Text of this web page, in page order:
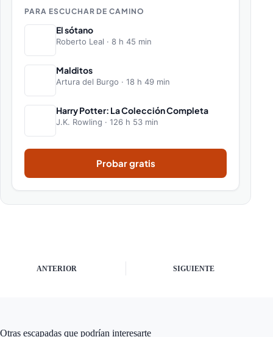
PARA ESCUCHAR DE CAMINO
El sótano
Roberto Leal · 8 h 45 min
Malditos
Artura del Burgo · 18 h 49 min
Harry Potter: La Colección Completa
J.K. Rowling · 126 h 53 min
Probar gratis
ANTERIOR SIGUIENTE
Otras escapadas que podrían interesarte